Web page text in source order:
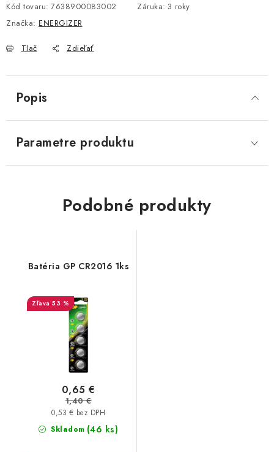
Kód tovaru: 7638900083002 Záruka: 3 roky
Značka: ENERGIZER
Tlač Zdieľať
Popis
Parametre produktu
Podobné produkty
Batéria GP CR2016 1ks
53 %
Skladom (46 ks)
0,53 € bez DPH
0,65 €
1,40 €